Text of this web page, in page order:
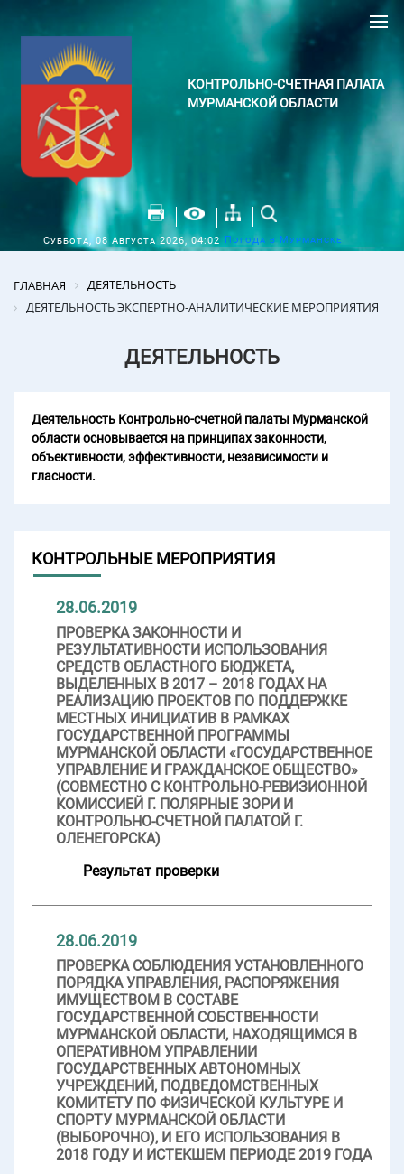
КОНТРОЛЬНО-СЧЕТНАЯ ПАЛАТА
МУРМАНСКОЙ ОБЛАСТИ
Суббота, 08 Августа 2026, 04:02 Погода в Мурманске
ГЛАВНАЯ
ДЕЯТЕЛЬНОСТЬ
ДЕЯТЕЛЬНОСТЬ ЭКСПЕРТНО-АНАЛИТИЧЕСКИЕ МЕРОПРИЯТИЯ
ДЕЯТЕЛЬНОСТЬ
Деятельность Контрольно-счетной палаты Мурманской
области основывается на принципах законности,
объективности, эффективности, независимости и
гласности.
КОНТРОЛЬНЫЕ МЕРОПРИЯТИЯ
28.06.2019
ПРОВЕРКА ЗАКОННОСТИ И
РЕЗУЛЬТАТИВНОСТИ ИСПОЛЬЗОВАНИЯ
СРЕДСТВ ОБЛАСТНОГО БЮДЖЕТА,
ВЫДЕЛЕННЫХ В 2017 – 2018 ГОДАХ НА
РЕАЛИЗАЦИЮ ПРОЕКТОВ ПО ПОДДЕРЖКЕ
МЕСТНЫХ ИНИЦИАТИВ В РАМКАХ
ГОСУДАРСТВЕННОЙ ПРОГРАММЫ
МУРМАНСКОЙ ОБЛАСТИ «ГОСУДАРСТВЕННОЕ
УПРАВЛЕНИЕ И ГРАЖДАНСКОЕ ОБЩЕСТВО»
(СОВМЕСТНО С КОНТРОЛЬНО-РЕВИЗИОННОЙ
КОМИССИЕЙ Г. ПОЛЯРНЫЕ ЗОРИ И
КОНТРОЛЬНО-СЧЕТНОЙ ПАЛАТОЙ Г.
ОЛЕНЕГОРСКА)
Результат проверки
28.06.2019
ПРОВЕРКА СОБЛЮДЕНИЯ УСТАНОВЛЕННОГО
ПОРЯДКА УПРАВЛЕНИЯ, РАСПОРЯЖЕНИЯ
ИМУЩЕСТВОМ В СОСТАВЕ
ГОСУДАРСТВЕННОЙ СОБСТВЕННОСТИ
МУРМАНСКОЙ ОБЛАСТИ, НАХОДЯЩИМСЯ В
ОПЕРАТИВНОМ УПРАВЛЕНИИ
ГОСУДАРСТВЕННЫХ АВТОНОМНЫХ
УЧРЕЖДЕНИЙ, ПОДВЕДОМСТВЕННЫХ
КОМИТЕТУ ПО ФИЗИЧЕСКОЙ КУЛЬТУРЕ И
СПОРТУ МУРМАНСКОЙ ОБЛАСТИ
(ВЫБОРОЧНО), И ЕГО ИСПОЛЬЗОВАНИЯ В
2018 ГОДУ И ИСТЕКШЕМ ПЕРИОДЕ 2019 ГОДА